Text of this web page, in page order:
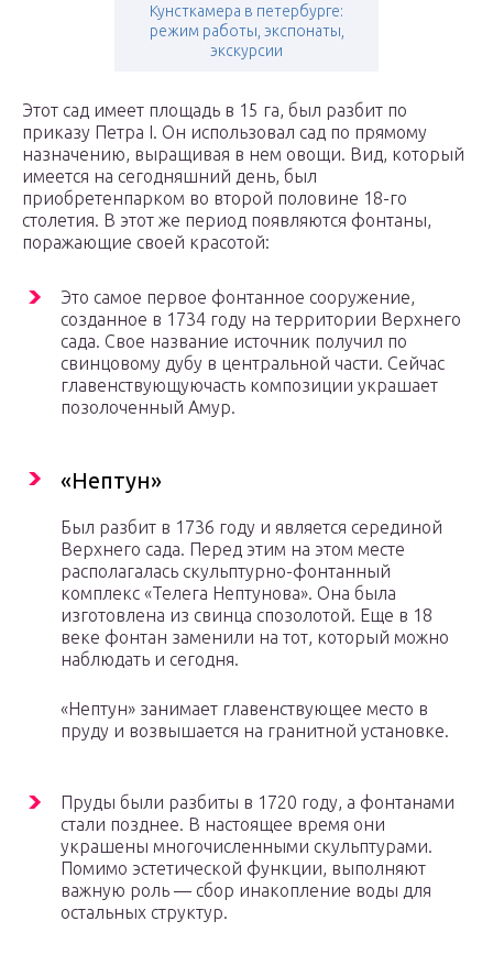
Кунсткамера в петербурге:
режим работы, экспонаты,
экскурсии
Этот сад имеет площадь в 15 га, был разбит по
приказу Петра I. Он использовал сад по прямому
назначению, выращивая в нем овощи. Вид, который
имеется на сегодняшний день, был
приобретенпарком во второй половине 18-го
столетия. В этот же период появляются фонтаны,
поражающие своей красотой:
Это самое первое фонтанное сооружение,
созданное в 1734 году на территории Верхнего
сада. Свое название источник получил по
свинцовому дубу в центральной части. Сейчас
главенствующуючасть композиции украшает
позолоченный Амур.
«Нептун»
Был разбит в 1736 году и является серединой
Верхнего сада. Перед этим на этом месте
располагалась скульптурно-фонтанный
комплекс «Телега Нептунова». Она была
изготовлена из свинца спозолотой. Еще в 18
веке фонтан заменили на тот, который можно
наблюдать и сегодня.
«Нептун» занимает главенствующее место в
пруду и возвышается на гранитной установке.
Пруды были разбиты в 1720 году, а фонтанами
стали позднее. В настоящее время они
украшены многочисленными скульптурами.
Помимо эстетической функции, выполняют
важную роль — сбор инакопление воды для
остальных структур.